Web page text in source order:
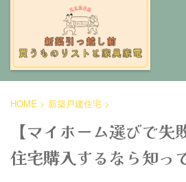
HOME > 新築戸建住宅 >
【マイホーム選びで失
住宅購入するなら知っ